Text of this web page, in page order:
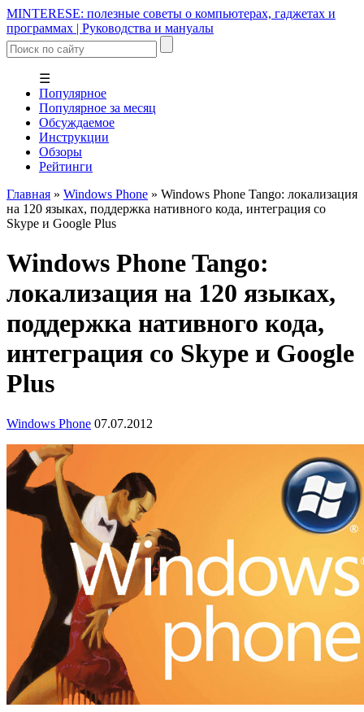
MINTERESE: полезные советы о компьютерах, гаджетах и
программах | Руководства и мануалы
☰
Популярное
Популярное за месяц
Обсуждаемое
Инструкции
Обзоры
Рейтинги
Главная » Windows Phone » Windows Phone Tango: локализация
на 120 языках, поддержка нативного кода, интеграция со
Skype и Google Plus
Windows Phone Tango:
локализация на 120 языках,
поддержка нативного кода,
интеграция со Skype и Google
Plus
Windows Phone 07.07.2012